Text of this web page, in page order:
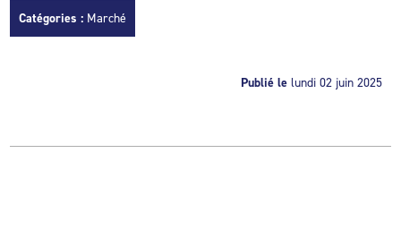
Catégories : Marché
Publié le lundi 02 juin 2025